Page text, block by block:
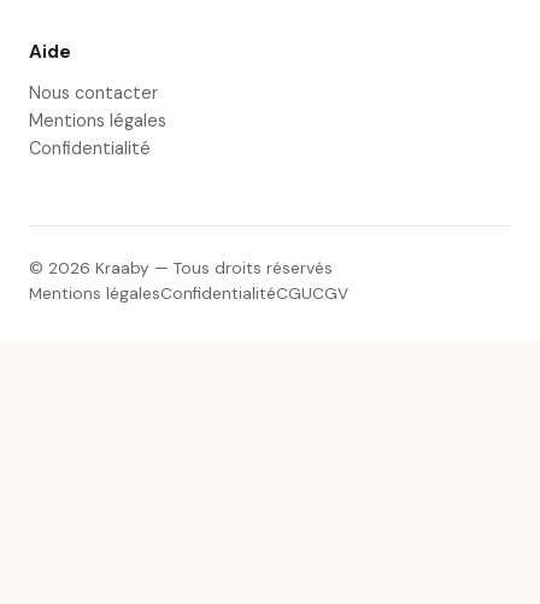
Aide
Nous contacter
Mentions légales
Confidentialité
© 2026 Kraaby — Tous droits réservés
Mentions légalesConfidentialitéCGUCGV